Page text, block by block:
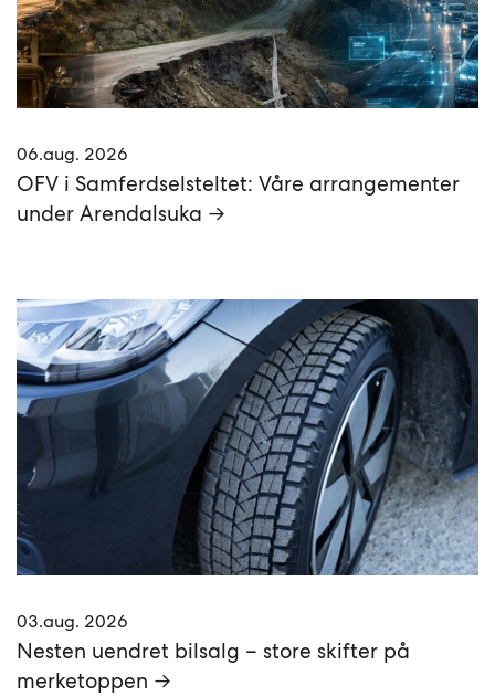
06.aug. 2026
OFV i Samferdselsteltet: Våre arrangementer
under Arendalsuka →
03.aug. 2026
Nesten uendret bilsalg – store skifter på
merketoppen →